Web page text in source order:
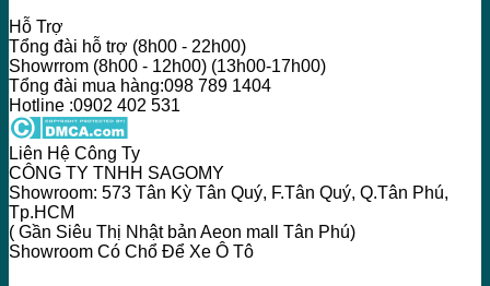
Hỗ Trợ
Tổng đài hỗ trợ (8h00 - 22h00)
Showrrom (8h00 - 12h00) (13h00-17h00)
Tổng đài mua hàng:098 789 1404
Hotline :0902 402 531
Liên Hệ Công Ty
CÔNG TY TNHH SAGOMY
Showroom: 573 Tân Kỳ Tân Quý, F.Tân Quý, Q.Tân Phú,
Tp.HCM
( Gần Siêu Thị Nhật bản Aeon mall Tân Phú)
Showroom Có Chổ Để Xe Ô Tô